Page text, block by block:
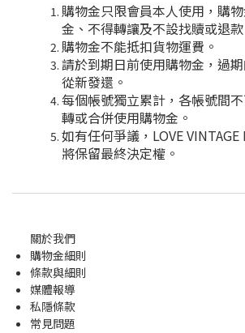
購物金只限會員本人使用，購
金、不得轉讓及不設找贖或退款
購物金不能抵扣貨物運費。
請於到期日前使用購物金，過
從新發還。
每個帳號獨立累計，各帳號間
轉或合併使用購物金。
如有任何爭議，LOVE
將保留最終決定權。
關於我們
購物金細則
條款與細則
媒體報導
私隱條款
常見問題